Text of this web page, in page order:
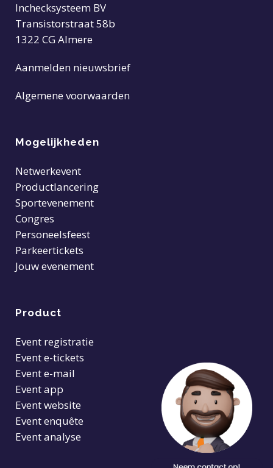
Inchecksysteem BV
Transistorstraat 58b
1322 CG Almere
Aanmelden nieuwsbrief
Algemene voorwaarden
Mogelijkheden
Netwerkevent
Productlancering
Sportevenement
Congres
Personeelsfeest
Parkeertickets
Jouw evenement
Product
Event registratie
Event e-tickets
Event e-mail
Event app
Event website
Event enquête
Event analyse